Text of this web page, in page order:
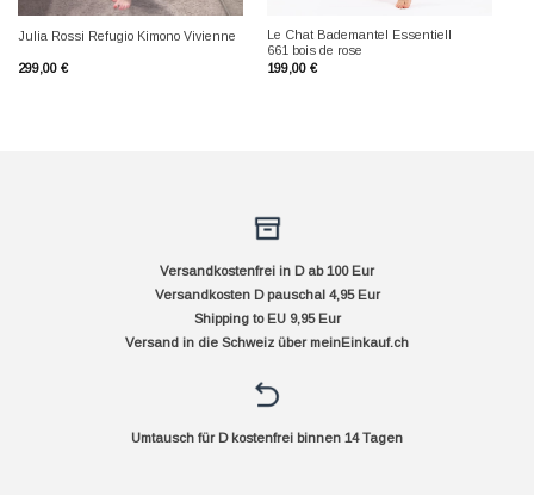
Julia Rossi Refugio Kimono Vivienne
299,00 €
Le Chat Bademantel Essentiell
661 bois de rose
199,00 €
Versandkostenfrei in D ab 100 Eur
Versandkosten D pauschal 4,95 Eur
Shipping to EU 9,95 Eur
Versand in die Schweiz über meinEinkauf.ch
Umtausch für D kostenfrei binnen 14 Tagen